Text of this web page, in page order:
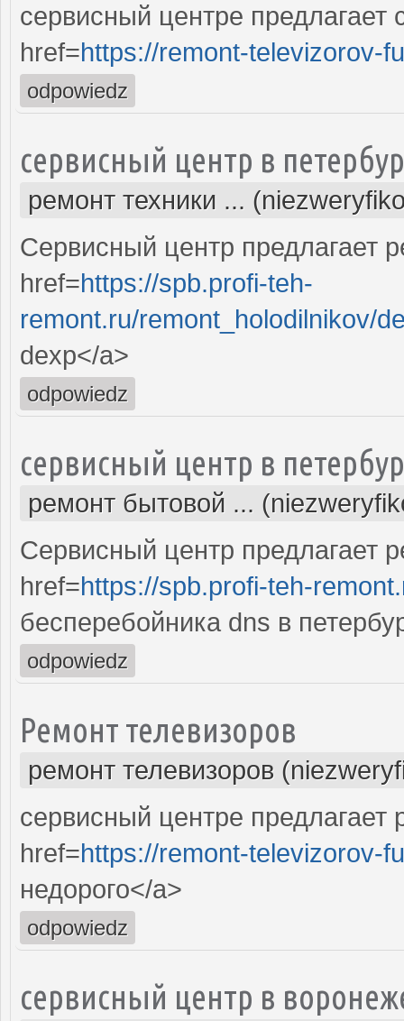
сервисный центре
href=https://remont-televizorov-
odpowiedz
сервисный центр в
ремонт техники ...
Сервисный центр предлагает
href=https://spb.profi-teh-
remont.ru/remont_holodilnikov/
dexp</a>
odpowiedz
сервисный центр в
ремонт бытовой ...
Сервисный центр предлагает
href=https://spb.profi-teh-
бесперебойника dns в
odpowiedz
Ремонт телевизоров
ремонт телевизоров
сервисный центре предлагает
href=https://remont-televizorov-
недорого</a>
odpowiedz
сервисный центр в